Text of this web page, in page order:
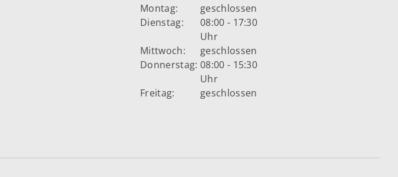
Montag:
geschlossen
Dienstag:
08:00 - 17:30
Uhr
Mittwoch:
geschlossen
Donnerstag: 08:00 - 15:30
Uhr
Freitag:
geschlossen